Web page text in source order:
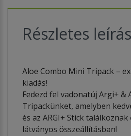
Részletes leírás
Aloe Combo Mini Tripack –
kiadás!
Fedezd fel vadonatúj Argi+ &
Tripackünket, amelyben
és az ARGI+ Stick
látványos összeállításban!